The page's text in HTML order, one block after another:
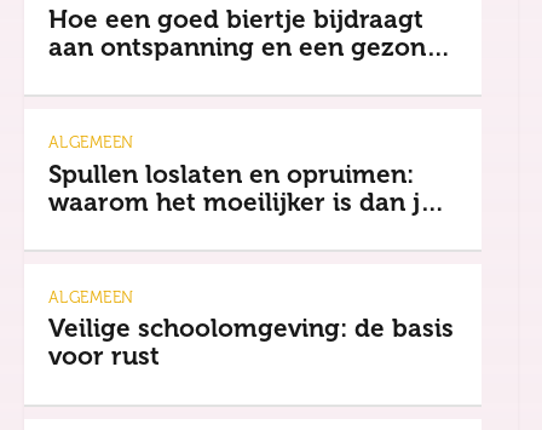
Hoe een goed biertje bijdraagt
aan ontspanning en een gezonde
ALGEMEEN
Spullen loslaten en opruimen:
waarom het moeilijker is dan je
ALGEMEEN
Veilige schoolomgeving: de basis
voor rust